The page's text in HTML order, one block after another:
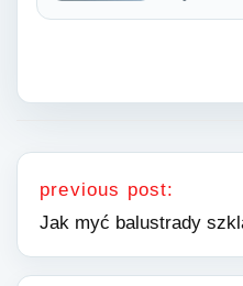
Nawigacja wpisu
previous post:
Jak myć balustrady